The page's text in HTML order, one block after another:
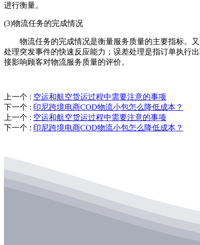
进行衡量。
(3)物流任务的完成情况
物流任务的完成情况是衡量服务质量的主要指标。又
处理突发事件的快速反应能力；误差处理是指订单执行
接影响顾客对物流服务质量的评价。
上一个 : 空运和航空货运过程中需要注意的事项
下一个 : 印尼跨境电商COD物流小包怎么降低成本？
上一个 : 空运和航空货运过程中需要注意的事项
下一个 : 印尼跨境电商COD物流小包怎么降低成本？